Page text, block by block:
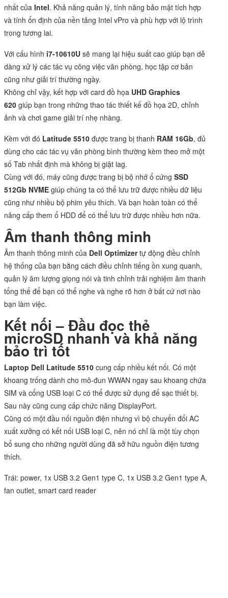
nhất của Intel. Khả năng quản lý, tính năng bảo mật tích hợp
và tính ổn định của nền tảng Intel vPro và phù hợp với lộ trình
trong tương lai.
Với cấu hình i7-10610U sẽ mang lại hiệu suất cao giúp bạn dễ
dàng xử lý các tác vụ công việc văn phòng, học tập cơ bản
cũng như giải trí thường ngày.
Không chỉ vậy, kết hợp với card đồ họa UHD Graphics
620 giúp bạn trong những thao tác thiết kế đồ họa 2D, chỉnh
ảnh và chơi game giải trí nhẹ nhàng.
Kèm với đó Latitude 5510 được trang bị thanh RAM 16Gb, đủ
dùng cho các tác vụ văn phòng bình thường kèm theo mở một
số Tab nhất định mà không bị giật lag.
Cùng với đó, máy cũng được trang bị bộ nhớ ổ cứng SSD
512Gb NVME giúp chúng ta có thể lưu trữ được nhiều dữ liệu
cũng như nhiều bộ phim yêu thích. Và bạn hoàn toàn có thể
nâng cấp them ổ HDD để có thể lưu trữ được nhiều hơn nữa.
Âm thanh thông minh
Âm thanh thông minh của Dell Optimizertự động điều chỉnh
hệ thống của bạn bằng cách điều chỉnh tiếng ồn xung quanh,
quản lý âm lượng giọng nói và tinh chỉnh trải nghiệm âm thanh
tổng thể để bạn có thể nghe và nghe rõ hơn ở bất cứ nơi nào
bạn làm việc.
Kết nối – Đầu đọc thẻ
microSD nhanh và khả năng
bảo trì tốt
Laptop Dell Latitude 5510 cung cấp nhiều kết nối. Có một
khoang trống dành cho mô-đun WWAN ngay sau khoang chứa
SIM và cổng USB loại C có thể được sử dụng để sạc thiết bị.
Sau này cũng cung cấp chức năng DisplayPort.
Cũng có một đầu nối nguồn điện nhưng vì bộ chuyển đổi AC
xuất xưởng có kết nối USB loại C, nên nó chỉ là một tùy chọn
bổ sung cho những người dùng đã sở hữu nguồn điện tương
thích.
Trái: power, 1x USB 3.2 Gen1 type C, 1x USB 3.2 Gen1 type A,
fan outlet, smart card reader